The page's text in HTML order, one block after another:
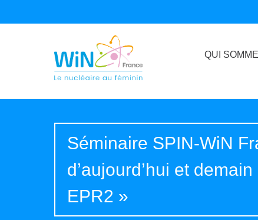
QUI
Séminaire SPIN-WiN
d’aujourd’hui et
EPR2 »